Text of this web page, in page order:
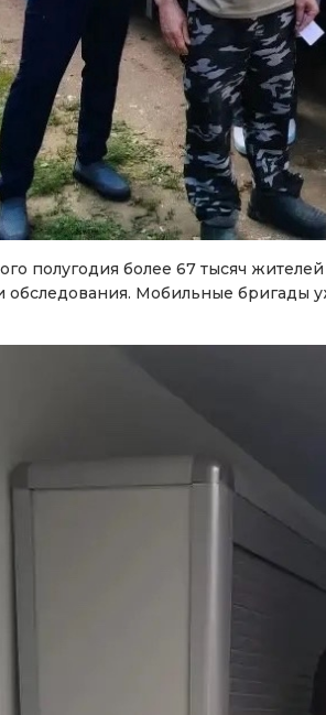
полугодия более 67 тысяч
обследования. Мобильные бригады